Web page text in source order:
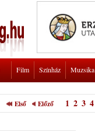
Film Színház Muzsika
Első Előző 1 2 3 4